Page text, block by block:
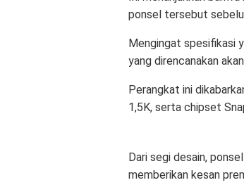
ponsel tersebut
Mengingat spesifikasi
yang direncanakan
Perangkat ini
1,5K, serta chipset
Dari segi desain,
memberikan kesan